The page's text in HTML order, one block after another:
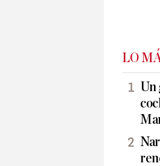
LO
Un